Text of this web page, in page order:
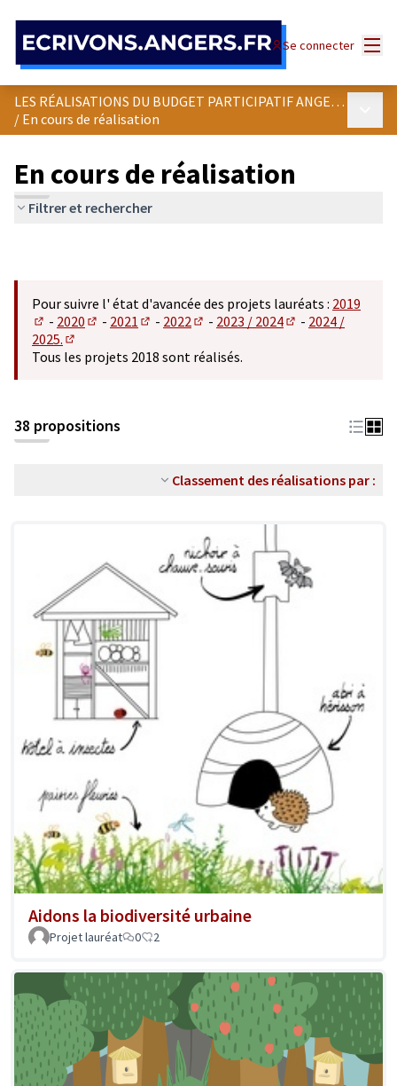
Se connecter
LES RÉALISATIONS DU BUDGET PARTICIPATIF ANGEVIN
/ En cours de réalisation
En cours de réalisation
Filtrer et rechercher
Pour suivre l' état d'avancée des projets lauréats : 2019
(S'ouvre dans un nouvel onglet)
- 2020
(S'ouvre dans un nouvel onglet)
- 2021
(S'ouvre dans un nouvel onglet)
- 2022
(S'ouvre dans un nouvel onglet)
- 2023 / 2024
(S'ouvre dans un
- 2024 /
2025.
(S'ouvre dans un nouvel onglet)
Tous les projets 2018 sont réalisés.
38 propositions
Classement des réalisations par :
Aidons la biodiversité urbaine
Projet lauréat 0 2